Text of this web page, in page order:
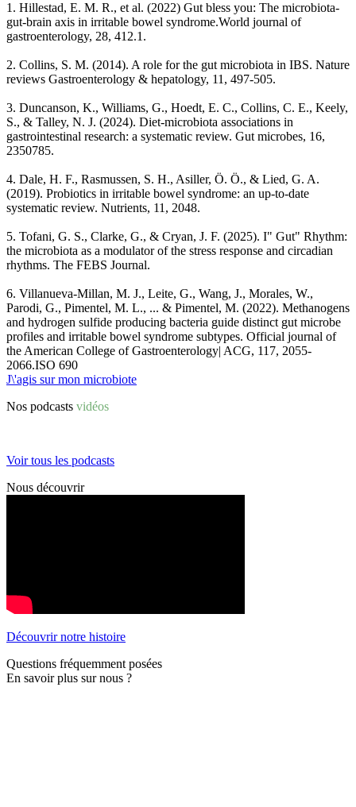
1. Hillestad, E. M. R., et al. (2022) Gut bless you: The microbiota-
gut-brain axis in irritable bowel syndrome.World journal of
gastroenterology, 28, 412.1.
2. Collins, S. M. (2014). A role for the gut microbiota in IBS. Nature
reviews Gastroenterology & hepatology, 11, 497-505.
3. Duncanson, K., Williams, G., Hoedt, E. C., Collins, C. E., Keely,
S., & Talley, N. J. (2024). Diet-microbiota associations in
gastrointestinal research: a systematic review. Gut microbes, 16,
2350785.
4. Dale, H. F., Rasmussen, S. H., Asiller, Ö. Ö., & Lied, G. A.
(2019). Probiotics in irritable bowel syndrome: an up-to-date
systematic review. Nutrients, 11, 2048.
5. Tofani, G. S., Clarke, G., & Cryan, J. F. (2025). I" Gut" Rhythm:
the microbiota as a modulator of the stress response and circadian
rhythms. The FEBS Journal.
6. Villanueva-Millan, M. J., Leite, G., Wang, J., Morales, W.,
Parodi, G., Pimentel, M. L., ... & Pimentel, M. (2022). Methanogens
and hydrogen sulfide producing bacteria guide distinct gut microbe
profiles and irritable bowel syndrome subtypes. Official journal of
the American College of Gastroenterology| ACG, 117, 2055-
2066.ISO 690
J\'agis sur mon microbiote
Nos podcasts vidéos
Voir tous les podcasts
Nous découvrir
Découvrir notre histoire
Questions fréquemment posées
En savoir plus sur nous ?